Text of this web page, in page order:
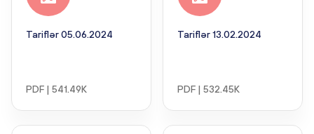
Tariflər 05.06.2024
PDF | 541.49K
Tariflər 13.02.2024
PDF | 532.45K